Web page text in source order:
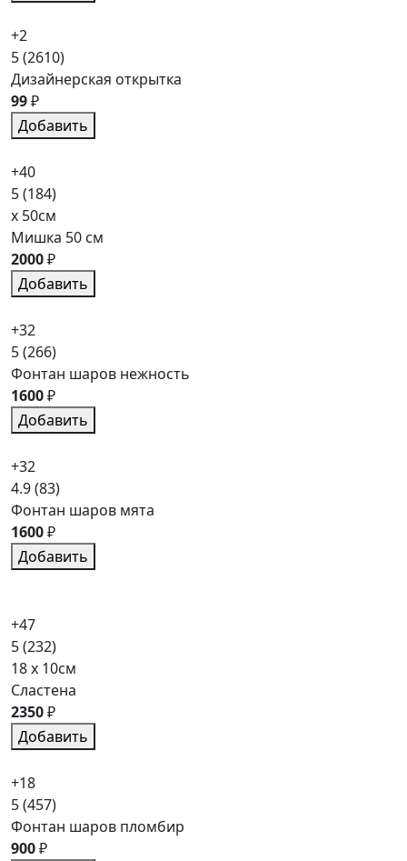
+2
5(2610)
Дизайнерская открытка
99₽
Добавить
+40
5(184)
x 50см
Мишка 50 см
2000₽
Добавить
+32
5(266)
Фонтан шаров нежность
1600₽
Добавить
+32
4.9(83)
Фонтан шаров мята
1600₽
Добавить
+47
5(232)
18 x 10см
Сластена
2350₽
Добавить
+18
5(457)
Фонтан шаров пломбир
900₽